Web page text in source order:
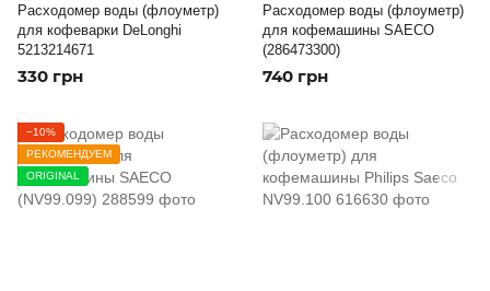
Расходомер воды (флоуметр)
для кофеварки DeLonghi
5213214671
330 грн
Расходомер воды (флоуметр)
для кофемашины SAECO
(286473300)
740 грн
−10%
РЕКОМЕНДУЕМ
ORIGINAL